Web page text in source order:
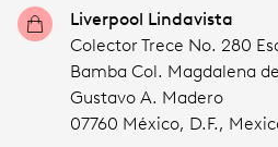
Liverpool Lindavista
Colector Trece No. 280
Bamba Col. Magdalena
Gustavo A. Madero
07760 México, D.F.,